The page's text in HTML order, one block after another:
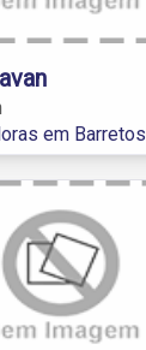
em Barretos